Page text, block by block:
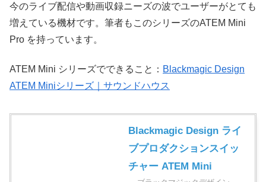
今のライブ配信や動画収録ニーズの波でユーザーがとても
増えている機材です。筆者もこのシリーズのATEM Mini
Pro を持っています。
ATEM Mini シリーズでできること： Blackmagic Design
ATEM Miniシリーズ｜サウンドハウス
Blackmagic Design ライ
ブプロダクションスイッ
チャー ATEM Mini